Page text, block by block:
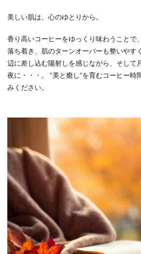
美しい肌は、心のゆとりから。
香り高いコーヒーをゆっくり味わうことで
落ち着き、肌のターンオーバーも整いやす
辺に差し込む陽射しを感じながら、そして
夜に・・・。 “美と癒し”を育むコーヒー時
みください。